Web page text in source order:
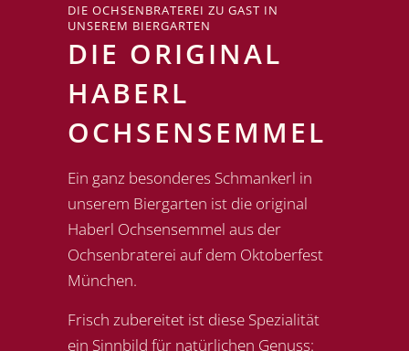
DIE OCHSENBRATEREI ZU GAST IN
UNSEREM BIERGARTEN
DIE ORIGINAL
HABERL
OCHSENSEMMEL
Ein ganz besonderes Schmankerl in
unserem Biergarten ist die original
Haberl Ochsensemmel aus der
Ochsenbraterei auf dem Oktoberfest
München.
Frisch zubereitet ist diese Spezialität
ein Sinnbild für natürlichen Genuss: